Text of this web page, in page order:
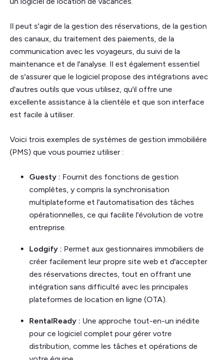
Il peut s'agir de la gestion des réservations, de la gestion
des canaux, du traitement des paiements, de la
communication avec les voyageurs, du suivi de la
maintenance et de l'analyse. Il est également essentiel
de s'assurer que le logiciel propose des intégrations avec
d'autres outils que vous utilisez, qu'il offre une
excellente assistance à la clientèle et que son interface
est facile à utiliser.
Voici trois exemples de systèmes de gestion immobilière
(PMS) que vous pourriez utiliser :
Guesty : Fournit des fonctions de gestion
complètes, y compris la synchronisation
multiplateforme et l'automatisation des tâches
opérationnelles, ce qui facilite l'évolution de votre
entreprise.
Lodgify : Permet aux gestionnaires immobiliers de
créer facilement leur propre site web et d'accepter
des réservations directes, tout en offrant une
intégration sans difficulté avec les principales
plateformes de location en ligne (OTA).
RentalReady : Une approche tout-en-un inédite
pour ce logiciel complet pour gérer votre
distribution, comme les tâches et opérations de